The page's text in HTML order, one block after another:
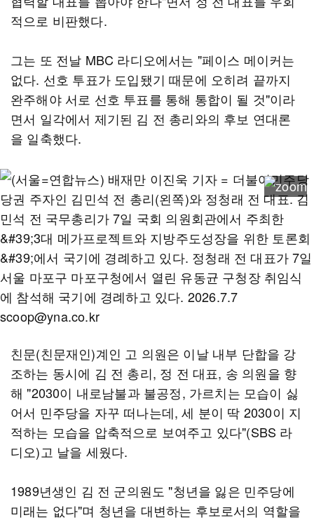
적으로 비판했다.
그는 또 전날 MBC 라디오에서는 "페이스 메이커는
없다. 선호 투표가 도입됐기 때문에 오히려 끝까지
완주해야 서로 선호 투표를 통해 통합이 될 것"이라
면서 일각에서 제기된 김 전 총리와의 후보 연대론
을 일축했다.
친문(친문재인)계인 고 의원은 이날 내부 단합을 강
조하는 동시에 김 전 총리, 정 전 대표, 송 의원을 향
해 "2030이 내로남불과 불공정, 가르치는 모습이 싫
어서 민주당을 자꾸 떠나는데, 세 분이 딱 2030이 지
적하는 모습을 압축적으로 보여주고 있다"(SBS 라
디오)고 날을 세웠다.
1989년생인 김 전 군의원도 "청년을 잃은 민주당에
미래는 없다"며 청년을 대변하는 후보로서의 역할을